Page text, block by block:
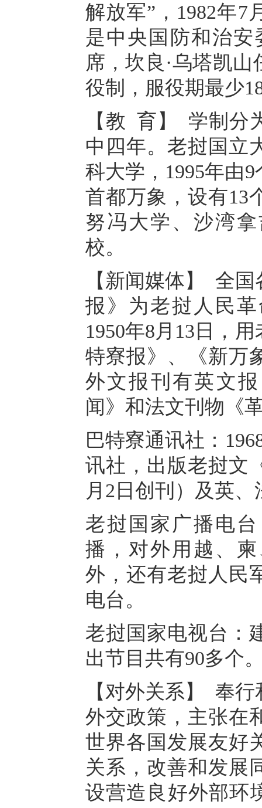
解放军”，1982年7
是中央国防和治安
席，坎良·乌塔凯
役制，服役期最少
【教 育】 学制分
中四年。老挝国立
科大学，1995年由
首都万象，设有13
努冯大学、沙湾
校。
【新闻媒体】 全
报》为老挝人民
1950年8月13日，
特寮报》、《新万
外文报刊有英文
闻》和法文刊物《
巴特寮通讯社：
讯社，出版老挝文
月2日创刊）及英
老挝国家广播电
播，对外用越、
外，还有老挝人民
电台。
老挝国家电视台：
出节目共有90多个
【对外关系】 奉
外交政策，主张在
世界各国发展友好
关系，改善和发展
设营造良好外部环